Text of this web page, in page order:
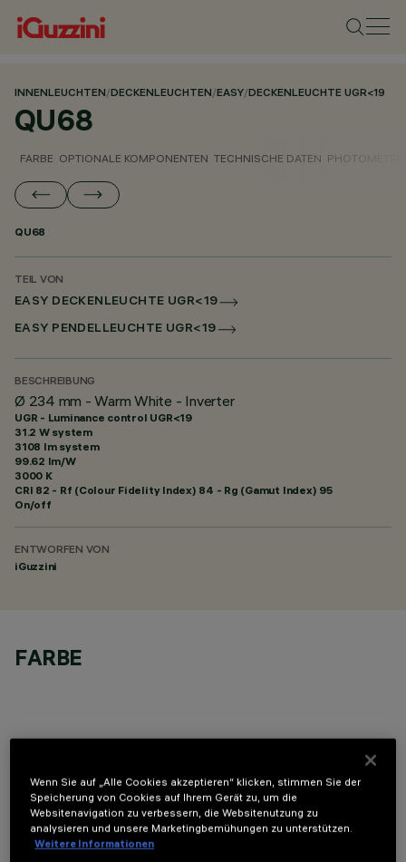
INNENLEUCHTEN/DECKENLEUCHTEN/EASY/DECKENLEUCHTE UGR<19
QU68
FARBE OPTIONALE KOMPONENTEN TECHNISCHE DATEN
QU68
TEIL VON
EASY DECKENLEUCHTE UGR<19
EASY PENDELLEUCHTE UGR<19
BESCHREIBUNG
Ø 234 mm - Warm White - Inverter
UGR - Luminance control UGR<19
31.2 W system
3108 lm system
99.62 lm/W
3000 K
CRI 82 - Rf (Colour Fidelity Index) 84 - Rg (Gamut Index) 95
On/off
ENTWORFEN VON
iGuzzini
FARBE
OPTIONALE KOMPONENTEN
Wenn Sie auf „Alle Cookies akzeptieren“ klicken, stimmen Sie der
Speicherung von Cookies auf Ihrem Gerät zu, um die
Websitenavigation zu verbessern, die Websitenutzung zu
analysieren und unsere Marketingbemühungen zu unterstützen.
Weitere Informationen